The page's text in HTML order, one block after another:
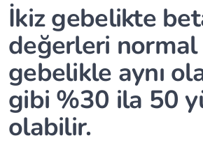
İkiz gebelikte
değerleri
gebelikle aynı
gibi %30 ila 50
olabilir.